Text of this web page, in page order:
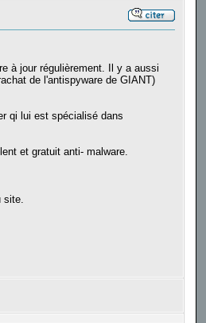
à jour régulièrement. Il y a aussi
de l'antispyware de GIANT)
qi lui est spécialisé dans
et gratuit anti- malware.
site.